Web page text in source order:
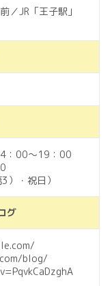
／JR「王子駅」
：00～19：00
）・祝日）
グ
blog/